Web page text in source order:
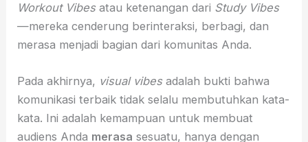
Workout Vibesatau ketenangan dari Study Vibes
—mereka cenderung berinteraksi, berbagi, dan
merasa menjadi bagian dari komunitas Anda.
Pada akhirnya, visual vibesadalah bukti bahwa
komunikasi terbaik tidak selalu membutuhkan kata-
kata. Ini adalah kemampuan untuk membuat
audiens Anda merasa sesuatu, hanya dengan